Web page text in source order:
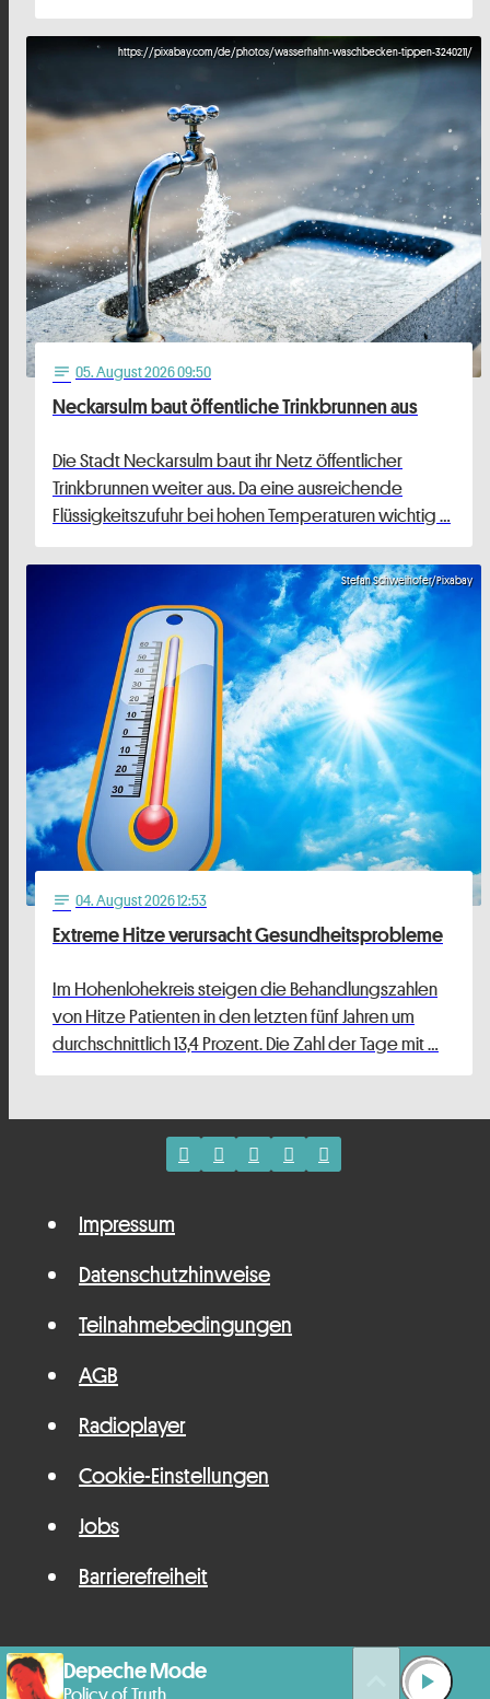
https://pixabay.com/de/photos/wasserhahn-waschbecken-tippen-3240211/
notes 05. August 2026 09:50
Neckarsulm baut öffentliche Trinkbrunnen aus
Die Stadt Neckarsulm baut ihr Netz öffentlicher
Trinkbrunnen weiter aus. Da eine ausreichende
Flüssigkeitszufuhr bei hohen Temperaturen wichtig …
Stefan Schweihofer/Pixabay
notes 04. August 2026 12:53
Extreme Hitze verursacht Gesundheitsprobleme
Im Hohenlohekreis steigen die Behandlungszahlen
von Hitze Patienten in den letzten fünf Jahren um
durchschnittlich 13,4 Prozent. Die Zahl der Tage mit …
Impressum
Datenschutzhinweise
Teilnahmebedingungen
AGB
Radioplayer
Cookie-Einstellungen
Jobs
Barrierefreiheit
Depeche Mode play_arrow